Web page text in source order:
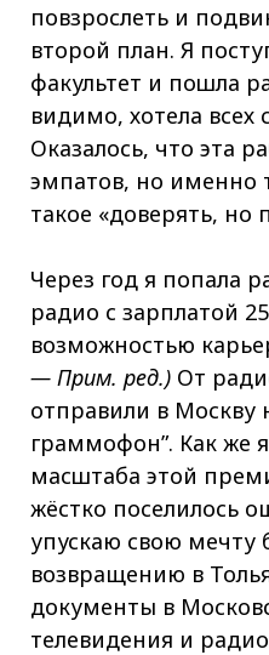
повзрослеть и
второй план. Я
факультет и пошла
видимо, хотела всех
Оказалось, что эта
эмпатов, но именно
такое «доверять, но
Через год я попала
радио с зарплатой
возможностью
— Прим. ред.)От
отправили в Москву
граммофон”. Как же
масштаба этой
жёстко поселилось
упускаю свою мечту
возвращению в
документы в
телевидения и